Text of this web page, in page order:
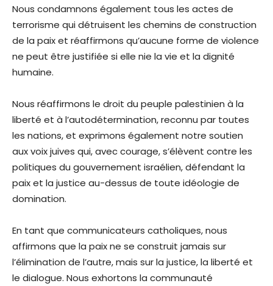
Nous condamnons également tous les actes de
terrorisme qui détruisent les chemins de construction
de la paix et réaffirmons qu’aucune forme de violence
ne peut être justifiée si elle nie la vie et la dignité
humaine.
Nous réaffirmons le droit du peuple palestinien à la
liberté et à l’autodétermination, reconnu par toutes
les nations, et exprimons également notre soutien
aux voix juives qui, avec courage, s’élèvent contre les
politiques du gouvernement israélien, défendant la
paix et la justice au-dessus de toute idéologie de
domination.
En tant que communicateurs catholiques, nous
affirmons que la paix ne se construit jamais sur
l’élimination de l’autre, mais sur la justice, la liberté et
le dialogue. Nous exhortons la communauté